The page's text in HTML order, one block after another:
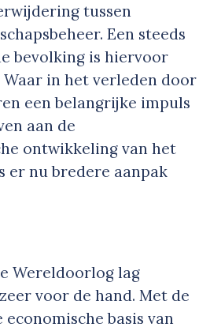
tussen
Een steeds
bevolking is hiervoor
in het verleden door
een belangrijke impuls
aan de
ontwikkeling van het
er nu bredere aanpak
Wereldoorlog lag
voor de hand. Met de
basis van